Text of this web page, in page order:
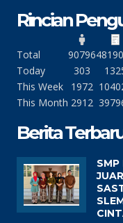
Rincian
Total 90796
Today
303
This Week
1972
This Month 2912
Berita
SMP